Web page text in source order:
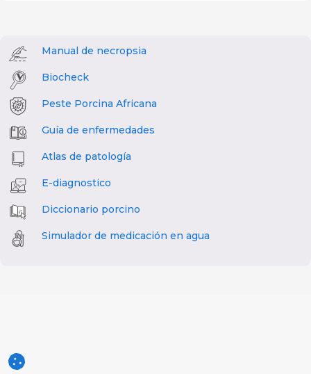
Manual de necropsia
Biocheck
Peste Porcina Africana
Guía de enfermedades
Atlas de patología
E-diagnostico
Diccionario porcino
Simulador de medicación en agua